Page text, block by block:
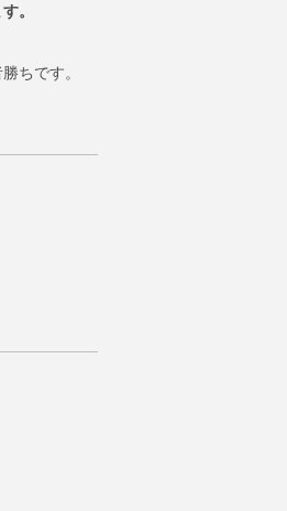
。
ちです。